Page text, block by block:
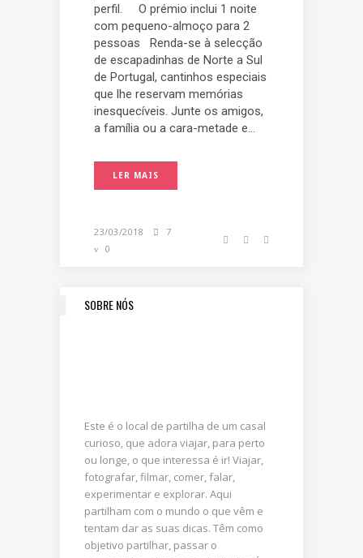
perfil. O prémio inclui 1 noite
com pequeno-almoço para 2
pessoas Renda-se à selecção
de escapadinhas de Norte a Sul
de Portugal, cantinhos especiais
que lhe reservam memórias
inesquecíveis. Junte os amigos,
a família ou a cara-metade e...
LER MAIS
23/03/2018
7
0
SOBRE NÓS
Este é o local de partilha de um casal
curioso, que adora viajar, para perto
ou longe, o que interessa é ir! Viajar,
fotografar, filmar, comer, falar,
experimentar e explorar. Aqui
partilham com o mundo o que vêm e
tentam dar as suas dicas. Têm como
objetivo partilhar, passar o